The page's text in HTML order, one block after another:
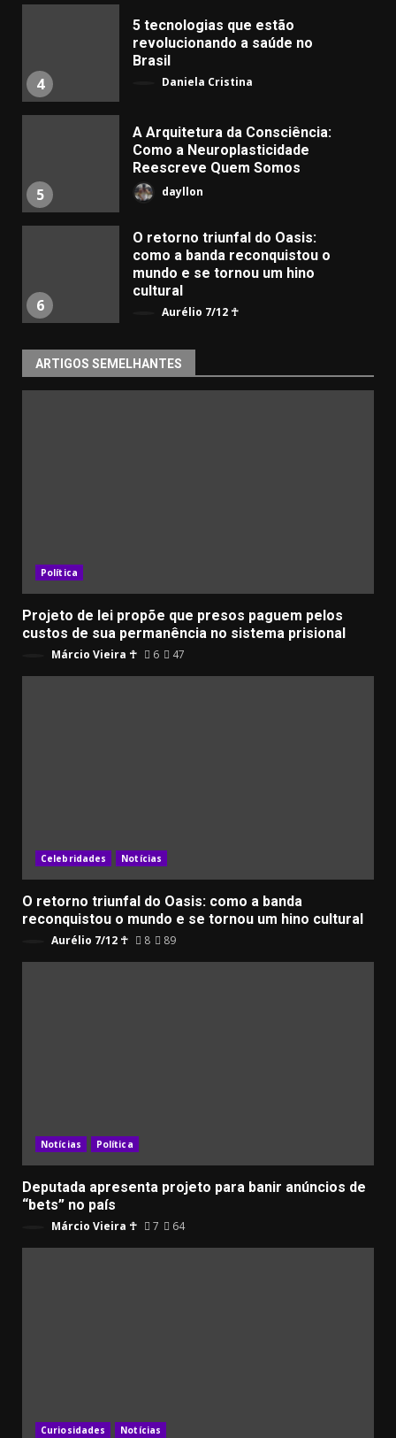
4
5 tecnologias que estão
revolucionando a saúde no
Brasil
Daniela Cristina
5
A Arquitetura da Consciência:
Como a Neuroplasticidade
Reescreve Quem Somos
dayllon
6
O retorno triunfal do Oasis:
como a banda reconquistou o
mundo e se tornou um hino
cultural
Aurélio 7/12 ☥
ARTIGOS SEMELHANTES
Política
Projeto de lei propõe que presos paguem pelos
custos de sua permanência no sistema prisional
Márcio Vieira ☥ 6 47
Celebridades Notícias
O retorno triunfal do Oasis: como a banda
reconquistou o mundo e se tornou um hino cultural
Aurélio 7/12 ☥ 8 89
Notícias Política
Deputada apresenta projeto para banir anúncios de
“bets” no país
Márcio Vieira ☥ 7 64
Curiosidades Notícias